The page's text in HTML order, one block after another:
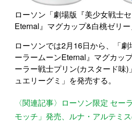
ローソン「劇場版『美少女戦士
Eternal』マグカップ&白桃ゼリー
ローソンでは2月16日から、「
ーラームーンEternal』マグカッ
ーラー戦士プリン(カスタード味
ュエリーグミ」を発売する。
〈関連記事〉ローソン限定 セー
モッチ」発売、ルナ・アルテミ